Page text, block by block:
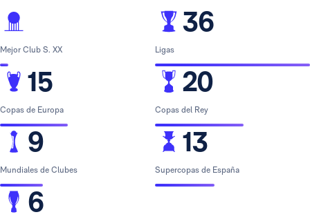
Mejor Club S. XX
15
Copas de Europa
9
Mundiales de Clubes
6
36
Ligas
20
Copas del Rey
13
Supercopas de España